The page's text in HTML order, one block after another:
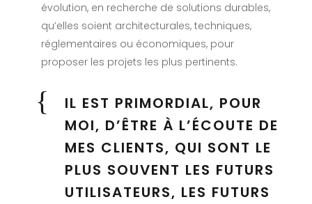
évolution, en recherche de solutions durables,
qu’elles soient architecturales, techniques,
réglementaires ou économiques, pour
proposer les projets les plus pertinents.
IL EST PRIMORDIAL, POUR
MOI, D’ÊTRE À L’ÉCOUTE DE
MES CLIENTS, QUI SONT LE
PLUS SOUVENT LES FUTURS
UTILISATEURS, LES FUTURS